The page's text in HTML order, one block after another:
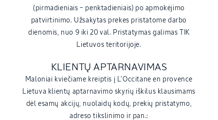
(pirmadieniais – penktadieniais) po apmokėjimo
patvirtinimo. Užsakytas prekes pristatome darbo
dienomis, nuo 9 iki 20 val. Pristatymas galimas TIK
Lietuvos teritorijoje.
KLIENTŲ APTARNAVIMAS
Maloniai kviečiame kreiptis į L'Occitane en provence
Lietuva klientų aptarnavimo skyrių iškilus klausimams
dėl esamų akcijų, nuolaidų kodų, prekių pristatymo,
adreso tikslinimo ir pan.: